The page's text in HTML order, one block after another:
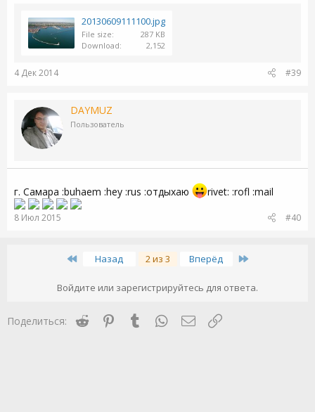
20130609111100.jpg
File size
287 KB
Download
2,152
4 Дек 2014 #39
DAYMUZ
Пользователь
г. Самара :buhaem :hey :rus :отдыхаю rivet: :rofl :mail
8 Июл 2015 #40
First Назад 2 из 3 Вперёд Last
Войдите или зарегистрируйтесь для ответа.
Поделиться: Reddit PinterestTumblr WhatsAppЭлектронная почта